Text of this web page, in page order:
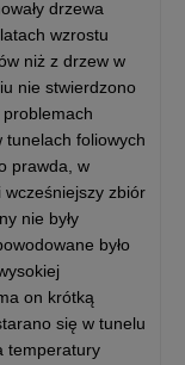
drzewa
wzrostu
niż z drzew w
nie stwierdzono
tunelach foliowych
prawda, w
zbiór
nie były
było
on krótką
się w tunelu
temperatury